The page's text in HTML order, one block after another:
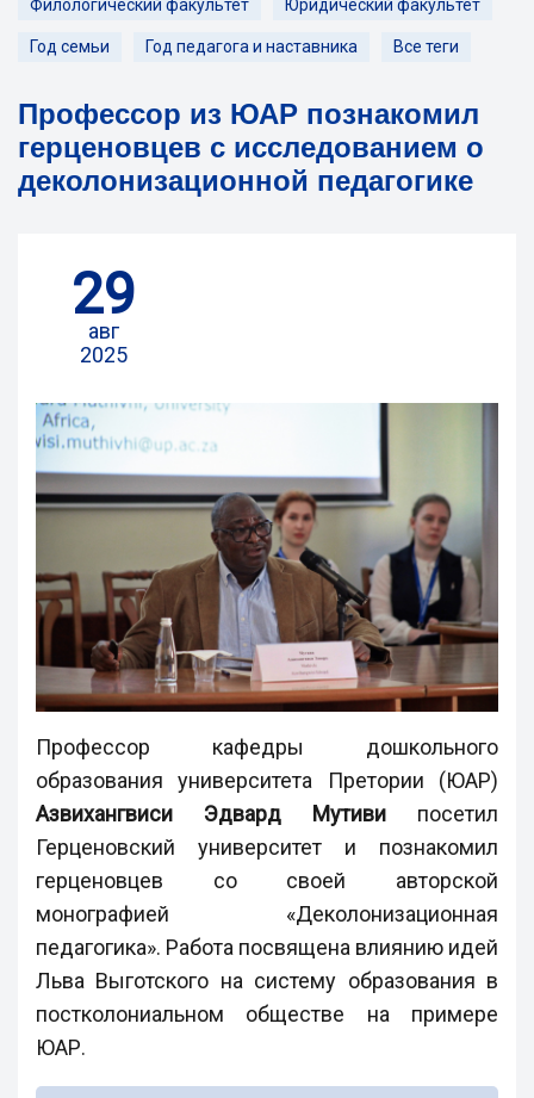
Филологический факультет Юридический факультет
Год семьи Год педагога и наставника Все теги
Профессор из ЮАР познакомил
герценовцев с исследованием о
деколонизационной педагогике
29
авг
2025
Профессор кафедры дошкольного
образования университета Претории (ЮАР)
Азвихангвиси Эдвард Мутиви посетил
Герценовский университет и познакомил
герценовцев со своей авторской
монографией «Деколонизационная
педагогика». Работа посвящена влиянию идей
Льва Выготского на систему образования в
постколониальном обществе на примере
ЮАР.